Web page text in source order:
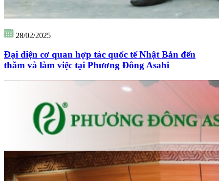
28/02/2025
Đại diện cơ quan hợp tác quốc tế Nhật Bản đến
thăm và làm việc tại Phương Đông Asahi